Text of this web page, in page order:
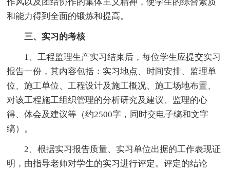
和能力得到全面的锻炼和提高。
三、实习的考核
1、工程监理生产实习结束后，每位学生应提交实习
报告一份，其内容包括：实习地点、时间安排、监理单
位、施工单位、工程设计及施工概况、施工场地布置、
对该工程施工组织管理的分析研究及建议、监理的心
得、体会及建议等（约2500字，同时交电子缟和文字
缟）。
2、根据实习报告质量、实习单位出据的工作表现证
明，由指导老师对学生的实习进行评定。评定的结论